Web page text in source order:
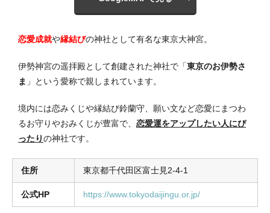
恋愛成就や縁結びの神社として有名な東京大神宮。
伊勢神宮の遥拝殿として創建された神社で「東京のお伊勢さ
ま 」という愛称で親しまれています。
境内には恋みくじや縁結び鈴蘭守、願い文など恋愛にまつわ
るお守りやおみくじが豊富で、 恋愛運をアップしたい人にぴ
ったりの神社です。
住所 東京都千代田区富士見2-4-1
公式HP https://www.tokyodaijingu.or.jp/